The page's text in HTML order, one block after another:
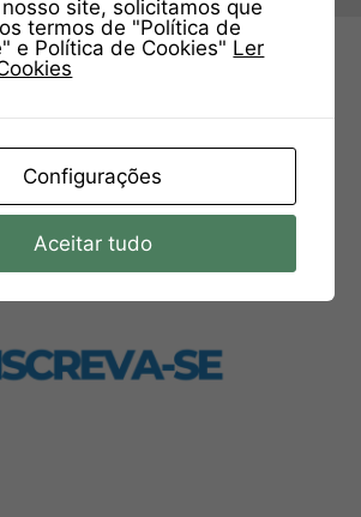
site, solicitamos que
termos de "Política de
e Política de Cookies" Ler
Configurações
Aceitar tudo